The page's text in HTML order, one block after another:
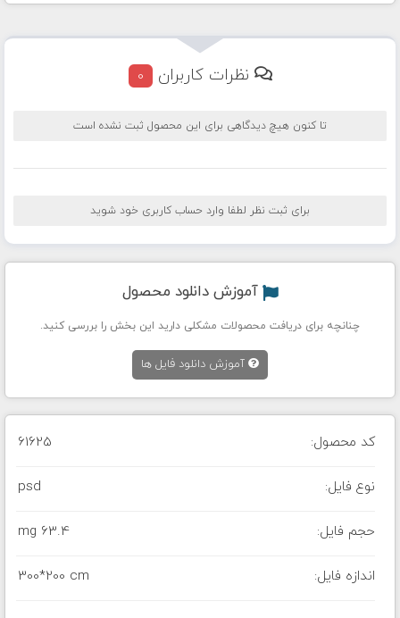
نظرات کاربران 0
تا کنون هیچ دیدگاهی برای این محصول ثبت نشده است
برای ثبت نظر لطفا وارد حساب کاربری خود شوید
آموزش دانلود محصول
چنانچه برای دریافت محصولات مشکلی دارید این بخش را بررسی کنید.
آموزش دانلود فایل ها
کد محصول: 61625
نوع فایل: psd
حجم فایل: 63.4 mg
اندازه فایل: 300*200 cm